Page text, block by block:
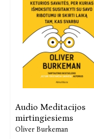
Audio Meditacijos
mirtingiesiems
Oliver Burkeman